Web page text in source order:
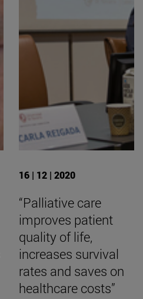
16 | 12 | 2020
“Palliative care
improves patient
quality of life,
increases survival
rates and saves on
healthcare costs”